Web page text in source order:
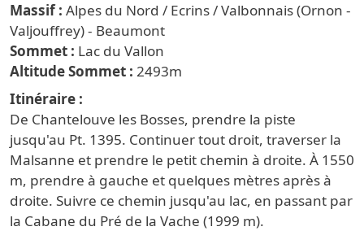
Alpes du Nord / Ecrins / Valbonnais (Ornon -
Valjouffrey) - Beaumont
Lac du Vallon
2493
Itinéraire
De Chantelouve les Bosses, prendre la piste
jusqu'au Pt. 1395. Continuer tout droit, traverser la
Malsanne et prendre le petit chemin à droite. À 1550
m, prendre à gauche et quelques mètres après à
droite. Suivre ce chemin jusqu'au lac, en passant par
la Cabane du Pré de la Vache (1999 m).